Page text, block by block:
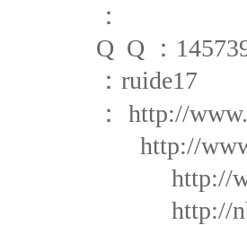
：
Q Q ：
： ruide17
：
http://
http://
http://
http://